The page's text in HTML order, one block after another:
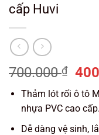
cấp Huvi
700.000₫
Giá
gốc
là:
Thảm lót rối ô tô
nhựa PVC cao cấp.
Dễ dàng vệ sinh,